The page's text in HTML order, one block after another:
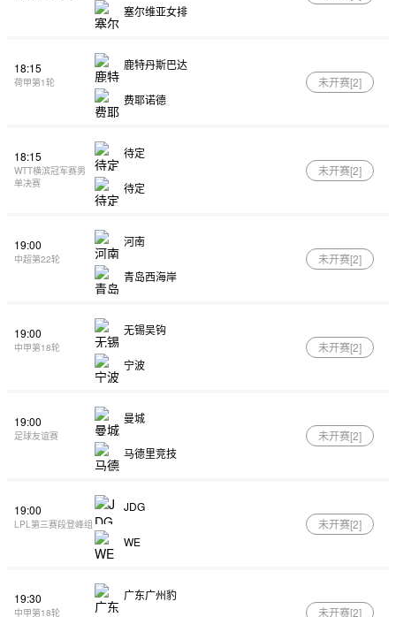
塞尔维亚女排
18:15
荷甲第1轮
鹿特丹斯巴达
费耶诺德
未开赛[2]
18:15
WTT横滨冠军赛男
单决赛
待定
待定
未开赛[2]
19:00
中超第22轮
河南
青岛西海岸
未开赛[2]
19:00
中甲第18轮
无锡吴钩
宁波
未开赛[2]
19:00
足球友谊赛
曼城
马德里竞技
未开赛[2]
19:00
LPL第三赛段登峰组
JDG
WE
未开赛[2]
19:30
中甲第18轮
广东广州豹
未开赛[2]